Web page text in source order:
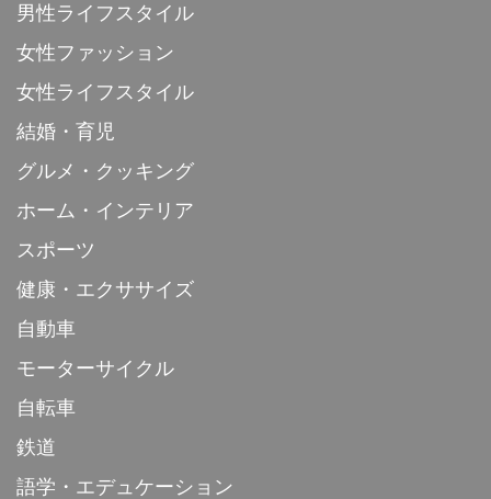
男性ライフスタイル
女性ファッション
女性ライフスタイル
結婚・育児
グルメ・クッキング
ホーム・インテリア
スポーツ
健康・エクササイズ
自動車
モーターサイクル
自転車
鉄道
語学・エデュケーション